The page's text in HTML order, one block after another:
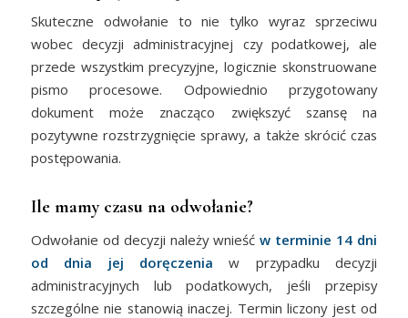
Skuteczne odwołanie to nie tylko wyraz sprzeciwu
wobec decyzji administracyjnej czy podatkowej, ale
przede wszystkim precyzyjne, logicznie skonstruowane
pismo procesowe. Odpowiednio przygotowany
dokument może znacząco zwiększyć szansę na
pozytywne rozstrzygnięcie sprawy, a także skrócić czas
postępowania.
Ile mamy czasu na odwołanie?
Odwołanie od decyzji należy wnieśćw terminie 14 dni
od dnia jej doręczenia w przypadku decyzji
administracyjnych lub podatkowych, jeśli przepisy
szczególne nie stanowią inaczej. Termin liczony jest od